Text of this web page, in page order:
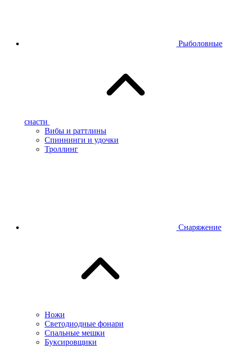
Рыболовные
снасти
Вибы и раттлины
Спиннинги и удочки
Троллинг
Снаряжение
Ножи
Светодиодные фонари
Спальные мешки
Буксировщики